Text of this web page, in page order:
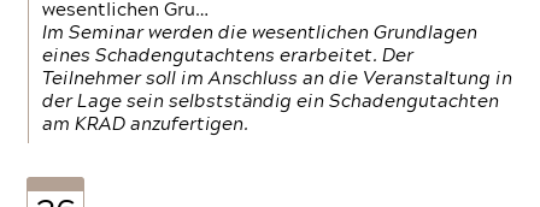
wesentlichen Gru…
Im Seminar werden die wesentlichen Grundlagen
eines Schadengutachtens erarbeitet. Der
Teilnehmer soll im Anschluss an die Veranstaltung in
der Lage sein selbstständig ein Schadengutachten
am KRAD anzufertigen.